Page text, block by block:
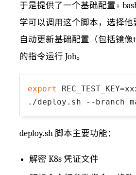
于是提供了一个基础配置+
学可以调用这个脚本，选择他
自动更新基础配置（包括镜像
的指令运行 Job。
export
./deploy.sh --branch
deploy.sh 脚本主要功能：
解密 K8s 凭证文件